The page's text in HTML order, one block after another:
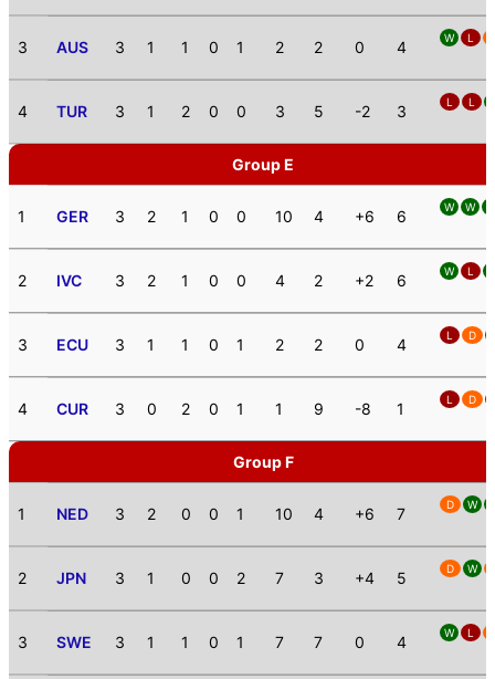
3 AUS 3 1 1 0 1 2 2 0 4 W L
4 TUR 3 1 2 0 0 3 5 -2 3 L L
Group E
1 GER 3 2 1 0 0 10 4 +6 6 W W
2 IVC 3 2 1 0 0 4 2 +2 6 W L
3 ECU 3 1 1 0 1 2 2 0 4 L D
4 CUR 3 0 2 0 1 1 9 -8 1 L D
Group F
1 NED 3 2 0 0 1 10 4 +6 7 D W
2 JPN 3 1 0 0 2 7 3 +4 5 D W
3 SWE 3 1 1 0 1 7 7 0 4 W L